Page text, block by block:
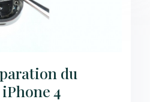
du
4